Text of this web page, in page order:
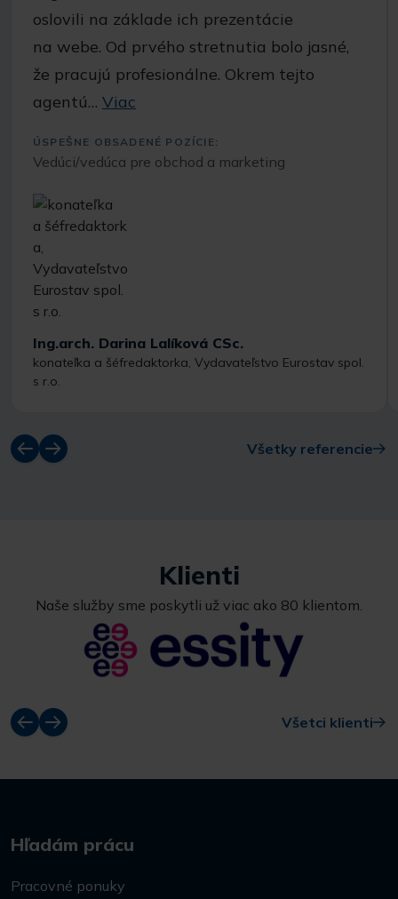
oslovili na základe ich prezentácie
na webe. Od prvého stretnutia bolo jasné,
že pracujú profesionálne. Okrem tejto
agentú… Viac
ÚSPEŠNE OBSADENÉ POZÍCIE:
Vedúci/vedúca pre obchod a marketing
Ing.arch. Darina Lalíková CSc.
konateľka a šéfredaktorka, Vydavateľstvo Eurostav spol.
s r.o.
Všetky referencie
Klienti
Naše služby sme poskytli už viac ako 80 klientom.
Všetci klienti
Hľadám prácu
Pracovné ponuky